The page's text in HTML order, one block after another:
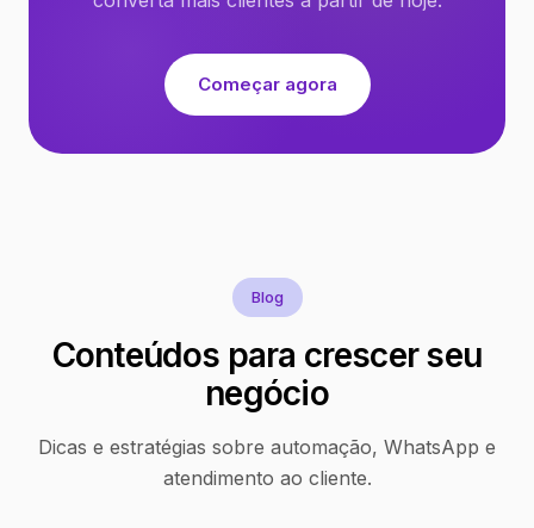
Começar agora
Blog
Conteúdos para crescer seu
negócio
Dicas e estratégias sobre automação, WhatsApp e
atendimento ao cliente.